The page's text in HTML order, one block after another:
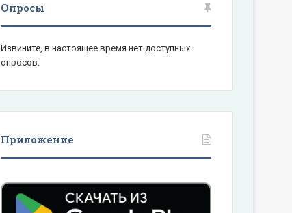
Опросы
Извините, в настоящее время нет доступных
опросов.
Приложение